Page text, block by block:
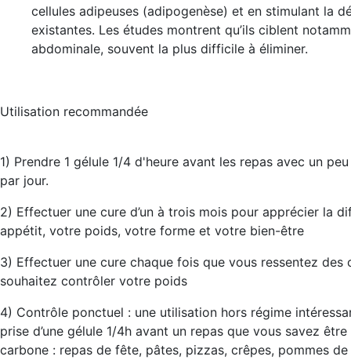
cellules adipeuses (adipogenèse) et en stimulant la
existantes. Les études montrent qu’ils ciblent
abdominale, souvent la plus difficile à éliminer.
Utilisation recommandée
1) Prendre 1 gélule 1/4 d'heure avant les repas avec un
par jour.
2) Effectuer une cure d’un à trois mois pour apprécier la
appétit, votre poids, votre forme et votre bien-être
3) Effectuer une cure chaque fois que vous ressentez des
souhaitez contrôler votre poids
4) Contrôle ponctuel : une utilisation hors régime
prise d’une gélule 1/4h avant un repas que vous savez
carbone : repas de fête, pâtes, pizzas, crêpes, pommes